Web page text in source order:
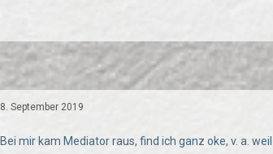
8. September 2019
Bei mir kam Mediator raus, find ich ganz oke, v. a.